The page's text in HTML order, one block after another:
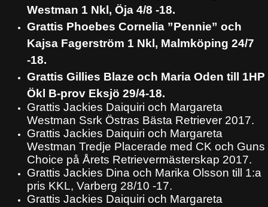
Westman 1 Nkl, Öja 4/8 -18.
Grattis Phoebes Cornelia ”Pennie” och
Kajsa Fagerström 1 Nkl, Malmköping 24/7
-18.
Grattis Gillies Blaze och Maria Oden till 1HP
Ökl B-prov Eksjö 29/4-18.
Grattis Jackies Daiquiri och Margareta
Westman Ssrk Östras Bästa Retriever 2017.
Grattis Jackies Daiquiri och Margareta
Westman Tredje Placerade med CK och Guns
Choice på Årets Retrievermästerskap 2017.
Grattis Jackies Dina och Marika Olsson till 1:a
pris KKL, Varberg 28/10 -17.
Grattis Jackies Daiquiri och Margareta